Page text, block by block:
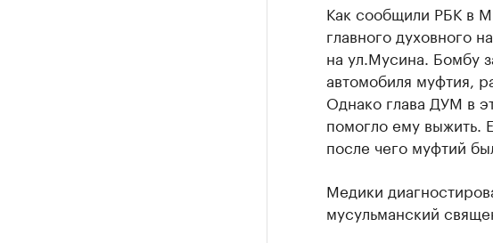
Как сообщили РБК в
главного духовного
на ул.Мусина. Бомбу
автомобиля муфтия,
Однако глава ДУМ в
помогло ему выжить.
после чего муфтий
Медики
мусульманский